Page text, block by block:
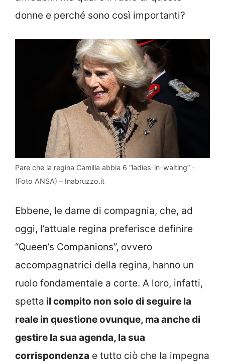
donne e perché sono così importanti?
Pare che la regina Camilla abbia 6 “ladies-in-waiting” –
(Foto ANSA) – Inabruzzo.it
Ebbene, le dame di compagnia, che, ad
oggi, l’attuale regina preferisce definire
“Queen’s Companions”, ovvero
accompagnatrici della regina, hanno un
ruolo fondamentale a corte. A loro, infatti,
spetta il compito non solo di seguire la
reale in questione ovunque, ma anche di
gestire la sua agenda, la sua
corrispondenza e tutto ciò che la impegna